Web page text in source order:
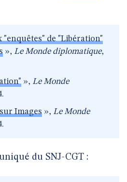
"enquêtes" de "Libération"
», Le Monde diplomatique,
», Le Monde
Images », Le Monde
du SNJ-CGT :